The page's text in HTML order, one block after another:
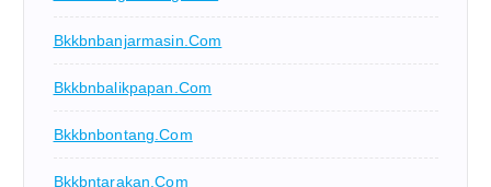
Bkkbnbanjarmasin.com
Bkkbnbalikpapan.com
Bkkbnbontang.com
Bkkbntarakan.com